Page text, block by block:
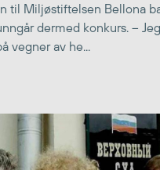
til Miljøstiftelsen Bellona
dermed konkurs. –
vegner av he...